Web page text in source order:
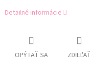
Detailné informácie
OPÝTAŤ SA ZDIEĽAŤ